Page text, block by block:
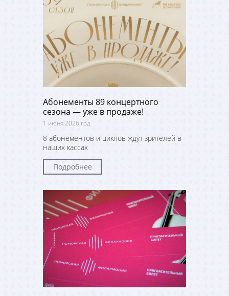
Абонементы 89 концертного
сезона — уже в продаже!
1 июня 2026 год
8 абонементов и циклов ждут зрителей в
наших кассах
Подробнее